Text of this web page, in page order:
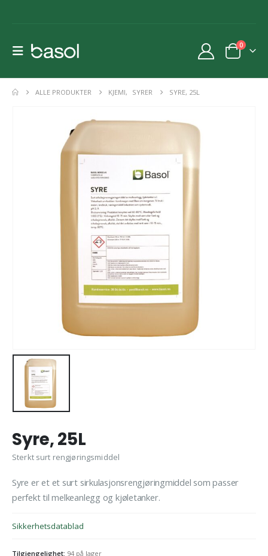
0
ALLE PRODUKTER KJEMI, SYRER SYRE, 25L
Syre, 25L
Sterkt surt rengjøringsmiddel
Syre er et et surt sirkulasjonsrengjøringmiddel som passer
perfekt til melkeanlegg og kjøletanker.
Sikkerhetsdatablad
Tilgjengelighet: 94 på lager